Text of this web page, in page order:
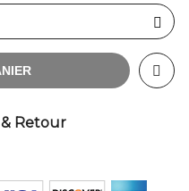
& Retour